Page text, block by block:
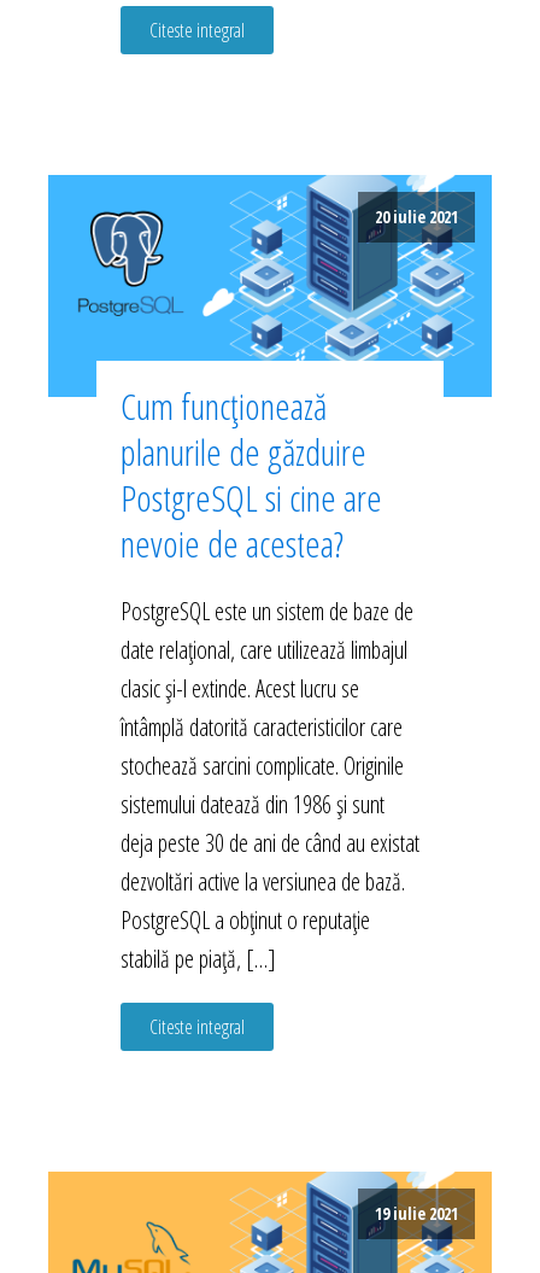
Citeste integral
20 iulie 2021
Cum funcționează
planurile de găzduire
PostgreSQL si cine are
nevoie de acestea?
PostgreSQL este un sistem de baze de
date relațional, care utilizează limbajul
clasic și-l extinde. Acest lucru se
întâmplă datorită caracteristicilor care
stochează sarcini complicate. Originile
sistemului datează din 1986 și sunt
deja peste 30 de ani de când au existat
dezvoltări active la versiunea de bază.
PostgreSQL a obținut o reputație
stabilă pe piață, […]
Citeste integral
19 iulie 2021